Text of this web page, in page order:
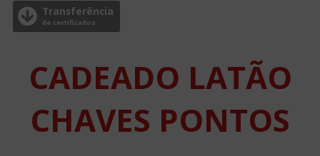
Transferência
de certificados
CADEADO LATÃO
CHAVES PONTOS